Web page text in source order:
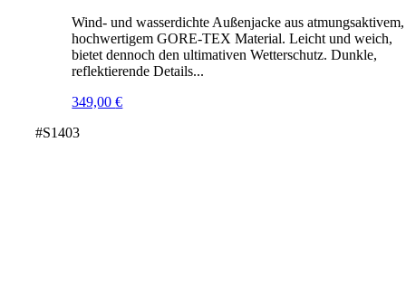
Wind- und wasserdichte Außenjacke aus atmungsaktivem,
hochwertigem GORE-TEX Material. Leicht und weich,
bietet dennoch den ultimativen Wetterschutz. Dunkle,
reflektierende Details...
349,00€
#S1403